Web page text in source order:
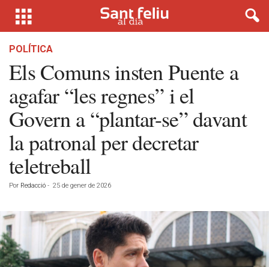
POLÍTICA
Els Comuns insten Puente a
agafar “les regnes” i el
Govern a “plantar-se” davant
la patronal per decretar
teletreball
Por Redacció - 25 de gener de 2026